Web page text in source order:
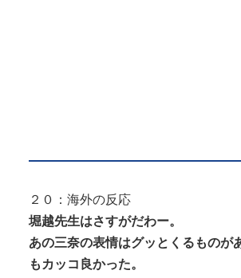
２０：海外の反応
堀越先生はさすがだわー。
あの三奈の表情はグッとくるものが
もカッコ良かった。